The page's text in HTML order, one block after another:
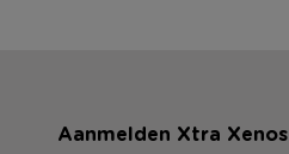
Aanmelden Xtra Xenos